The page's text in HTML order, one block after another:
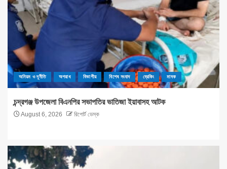
অনিয়ম ও দূর্নীতি অপরাধ বিভাগীয় বিশেষ সংবাদ ব্রেকিং মাদক
চন্দ্রগঞ্জ উপজেলা বিএনপির সভাপতির ভাতিজা ইয়াবাসহ আটক
August 6, 2026 রিপোর্ট ডেস্ক